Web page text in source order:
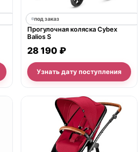
под заказ
Прогулочная коляска Cybex
Balios S
28 190 ₽
Узнать дату поступления